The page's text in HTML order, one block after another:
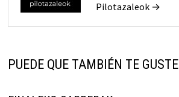
Pilotazaleok →
PUEDE QUE TAMBIÉN TE GUSTE